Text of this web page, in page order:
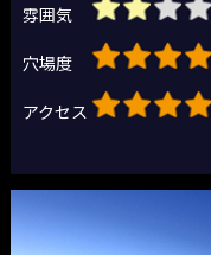
雰囲気
穴場度
アクセス